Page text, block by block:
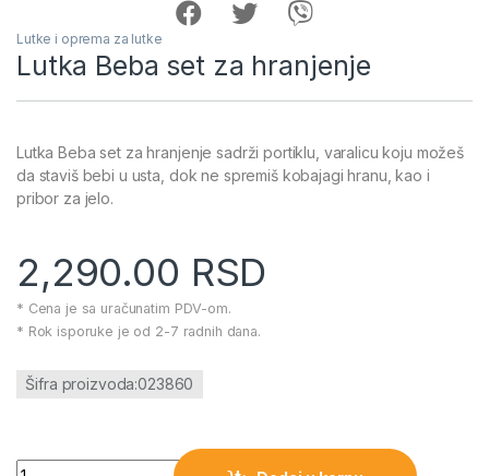
Lutke i oprema za lutke
Lutka Beba set za hranjenje
Lutka Beba set za hranjenje sadrži portiklu, varalicu koju možeš
da staviš bebi u usta, dok ne spremiš kobajagi hranu, kao i
pribor za jelo.
2,290.00 RSD
* Cena je sa uračunatim PDV-om.
* Rok isporuke je od 2-7 radnih dana.
Šifra proizvoda:023860
Lutka Beba set za hranjenje količina